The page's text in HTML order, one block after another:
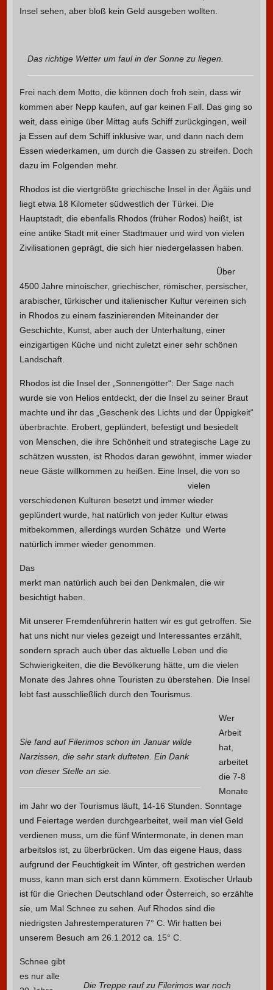
Insel sehen, aber bloß kein Geld ausgeben wollten.
Das richtige Wetter um faul in der Sonne zu liegen.
Frei nach dem Motto, die können doch froh sein, dass wir
kommen aber Nepp kaufen, auf gar keinen Fall. Das ging so
weit, dass einige über Mittag aufs Schiff zurückgingen, weil
ja Essen auf dem Schiff inklusive war, und dann nach dem
Essen wiederkamen, um durch die Gassen zu streifen. Doch
dazu im Folgenden mehr.
Rhodos ist die viertgrößte griechische Insel in der Ägäis und
liegt etwa 18 Kilometer südwestlich der Türkei. Die
Hauptstadt, die ebenfalls Rhodos (früher Rodos) heißt, ist
eine antike Stadt mit einer Stadtmauer und wird von vielen
Zivilisationen geprägt, die sich hier niedergelassen haben.
Über
4500 Jahre minoischer, griechischer, römischer, persischer,
arabischer, türkischer und italienischer Kultur vereinen sich
in Rhodos zu einem faszinierenden Miteinander der
Geschichte, Kunst, aber auch der Unterhaltung, einer
einzigartigen Küche und nicht zuletzt einer sehr schönen
Landschaft.
Rhodos ist die Insel der „Sonnengötter“: Der Sage nach
wurde sie von Helios entdeckt, der die Insel zu seiner Braut
machte und ihr das „Geschenk des Lichts und der Üppigkeit“
überbrachte. Erobert, geplündert, befestigt und besiedelt
von Menschen, die ihre Schönheit und strategische Lage zu
schätzen wussten, ist Rhodos daran gewöhnt, immer wieder
neue Gäste willkommen zu heißen.
Eine Insel, die von so
vielen
verschiedenen Kulturen besetzt und immer wieder
geplündert wurde, hat natürlich von jeder Kultur etwas
mitbekommen, allerdings wurden Schätze und Werte
natürlich immer wieder genommen.
Das
merkt man natürlich auch bei den Denkmalen, die wir
besichtigt haben.
Mit unserer Fremdenführerin hatten wir es gut getroffen. Sie
hat uns nicht nur vieles gezeigt und Interessantes erzählt,
sondern sprach auch über das aktuelle Leben und die
Schwierigkeiten, die die Bevölkerung hätte, um die vielen
Monate des Jahres ohne Touristen zu überstehen. Die Insel
lebt fast ausschließlich durch den Tourismus.
Sie fand auf Filerimos schon im Januar wilde
Narzissen, die sehr stark dufteten. Ein Dank
von dieser Stelle an sie.
Wer
Arbeit
hat,
arbeitet
die 7-8
Monate
im Jahr wo der Tourismus läuft, 14-16 Stunden. Sonntage
und Feiertage werden durchgearbeitet, weil man viel Geld
verdienen muss, um die fünf Wintermonate, in denen man
arbeitslos ist, zu überbrücken. Um das eigene Haus, dass
aufgrund der Feuchtigkeit im Winter, oft gestrichen werden
muss, kann man sich erst dann kümmern. Exotischer Urlaub
ist für die Griechen Deutschland oder Österreich, so erzählte
sie, um Mal Schnee zu sehen. Auf Rhodos sind die
niedrigsten Jahrestemperaturen 7° C. Wir hatten bei
unserem Besuch am 26.1.2012 ca. 15° C.
Die Treppe rauf zu Filerimos war noch
Schnee gibt
es nur alle